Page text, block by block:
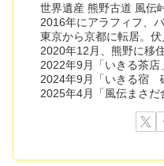
世界遺産 熊野古道 風伝
2016年にアラフィフ、
東京から京都に転居。伏
2020年12月、熊野に移住
2022年9月「いきる茶店
2024年9月「いきる宿
2025年4月「風伝まさだ